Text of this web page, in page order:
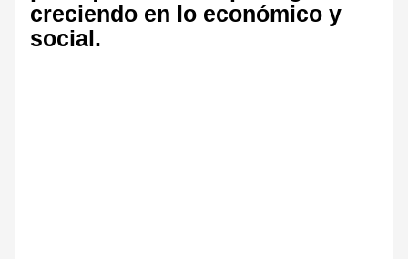
creciendo en lo económico y
social.